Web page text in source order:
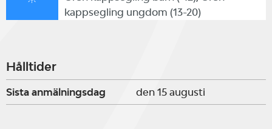
Målsättningen är att ge seglare
som in­te har varit med och kapp­
kappsegling ungdom (13-20)
Hålltider
Sista anmälningsdag den 15 augusti